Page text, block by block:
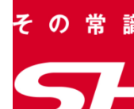
本選考
インターン
問題集
プログラミング言語
ゲーム・マンガ